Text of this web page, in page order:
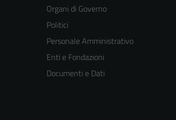
Organi di Governo
Politici
Personale Amministrativo
Enti e Fondazioni
Documenti e Dati